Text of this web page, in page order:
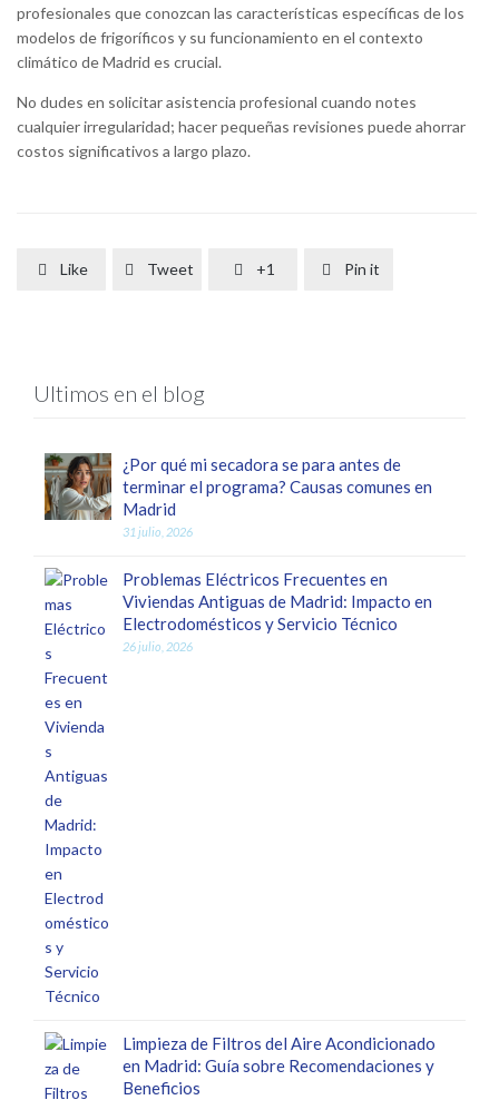
profesionales que conozcan las características específicas de los
modelos de frigoríficos y su funcionamiento en el contexto
climático de Madrid es crucial.
No dudes en solicitar asistencia profesional cuando notes
cualquier irregularidad; hacer pequeñas revisiones puede ahorrar
costos significativos a largo plazo.
 Like  Tweet  +1  Pin it
Ultimos en el blog
¿Por qué mi secadora se para antes de
terminar el programa? Causas comunes en
Madrid
31 julio, 2026
Problemas Eléctricos Frecuentes en
Viviendas Antiguas de Madrid: Impacto en
Electrodomésticos y Servicio Técnico
26 julio, 2026
Limpieza de Filtros del Aire Acondicionado
en Madrid: Guía sobre Recomendaciones y
Beneficios